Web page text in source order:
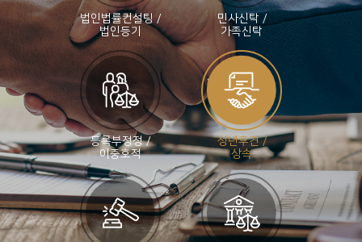
오시
는길
팅 /
법인
등기
민사
신탁 /
가족
신탁
등록
부정
정 /
법인법률컨설팅 /
법인등기
민사신탁 /
가족신탁
등록부정정 /
이중호적
성년후견 /
상속